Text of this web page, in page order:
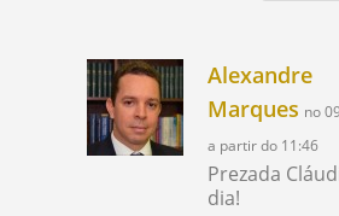
Alexandre
Marques no
a partir do 11:46
Prezada
dia!